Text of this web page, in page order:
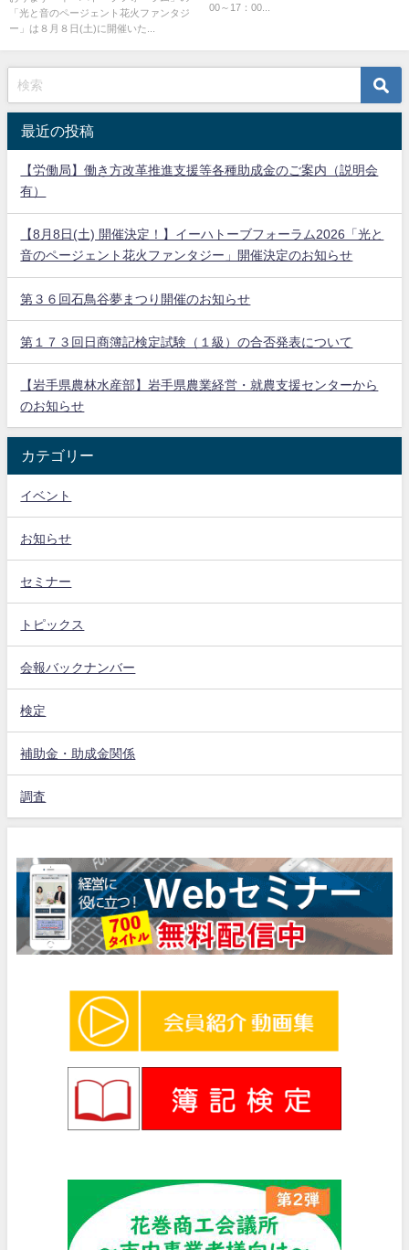
「光と音のページェント花火ファンタジ
ー」は８月８日(土)に開催いた...
00～17：00...
最近の投稿
【労働局】働き方改革推進支援等各種助成金のご案内（説明会
有）
【8月8日(土) 開催決定！】イーハトーブフォーラム2026「光と
音のページェント花火ファンタジー」開催決定のお知らせ
第３６回石鳥谷夢まつり開催のお知らせ
第１７３回日商簿記検定試験（１級）の合否発表について
【岩手県農林水産部】岩手県農業経営・就農支援センターから
のお知らせ
カテゴリー
イベント
お知らせ
セミナー
トピックス
会報バックナンバー
検定
補助金・助成金関係
調査